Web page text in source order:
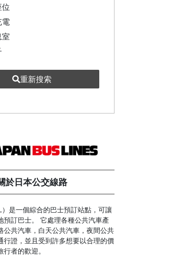
電
重新搜索
於日本公交線路
是一個綜合的巴士預訂站點，可讓
預訂巴士。 它處理各種公共汽車產
公共汽車，白天公共汽車，夜間公共
行證，並且受到許多想要以合理的價
者的歡迎。